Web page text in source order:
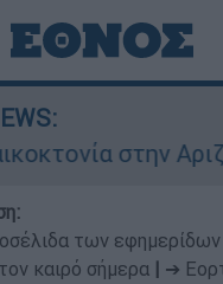
στην
των εφημερίδων
καιρό σήμερα
➔